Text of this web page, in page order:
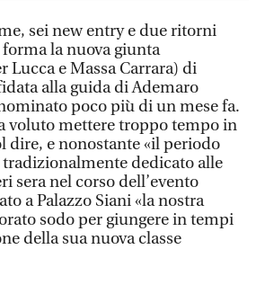
sei new entry e due ritorni
la nuova giunta
Lucca e Massa Carrara) di
alla guida di Ademaro
poco più di un mese fa.
voluto mettere troppo tempo in
dire, e nonostante «il periodo
dedicato alle
sera nel corso dell’evento
a Palazzo Siani «la nostra
sodo per giungere in tempi
della sua nuova classe